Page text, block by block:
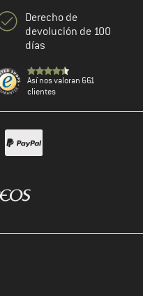
Derecho de
devolución de 100
días
Así nos valoran 661
clientes